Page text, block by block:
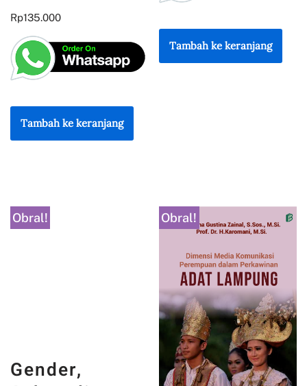
Rp135.000
Tambah ke keranjang
Tambah ke keranjang
Obral!
Gender,
Obral!